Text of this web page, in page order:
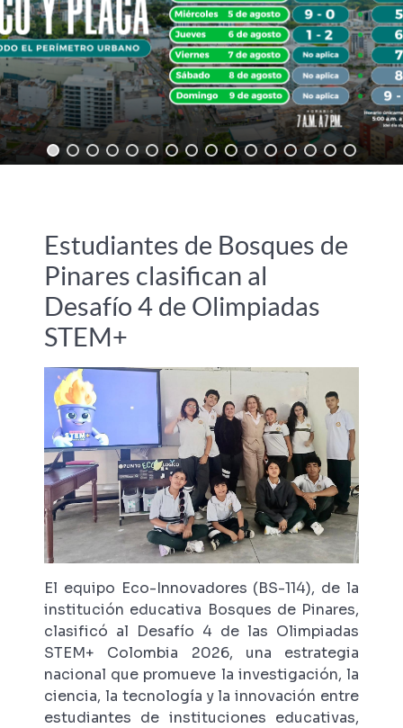
Estudiantes de Bosques de
Pinares clasifican al
Desafío 4 de Olimpiadas
STEM+
El equipo Eco-Innovadores (BS-114), de la
institución educativa Bosques de Pinares,
clasificó al Desafío 4 de las Olimpiadas
STEM+ Colombia 2026, una estrategia
nacional que promueve la investigación, la
ciencia, la tecnología y la innovación entre
estudiantes de instituciones educativas,